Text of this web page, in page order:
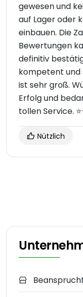
gewesen und
auf Lager oder
einbauen. Die
Bewertungen
definitiv
kompetent und
ist sehr groß.
Erfolg und
tollen Service.
Nützlich